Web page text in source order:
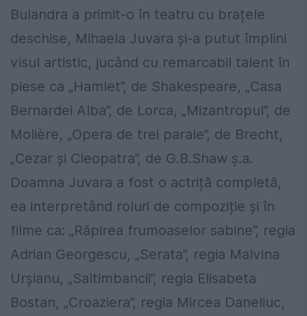
Bulandra a primit-o în teatru cu brațele
deschise, Mihaela Juvara și-a putut împlini
visul artistic, jucând cu remarcabil talent în
piese ca „Hamlet”, de Shakespeare, „Casa
Bernardei Alba”, de Lorca, „Mizantropul”, de
Molière, „Opera de trei parale”, de Brecht,
„Cezar și Cleopatra”, de G.B.Shaw ș.a.
Doamna Juvara a fost o actriță completă,
ea interpretând roluri de compoziție și în
filme ca: „Răpirea frumoaselor sabine”, regia
Adrian Georgescu, „Serata”, regia Malvina
Urșianu, „Saltimbancii”, regia Elisabeta
Bostan, „Croaziera”, regia Mircea Daneliuc,